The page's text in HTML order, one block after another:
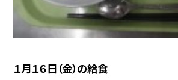
１月１６日（金）の給食